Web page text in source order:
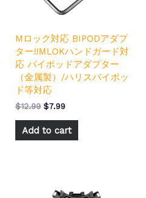
Mロック対応 BIPODアダプ
ター!!MLOKハンドガード対
応 バイポッドアダプター
（金属製）/ハリスバイポッ
ド等対応
$12.99 $7.99
Add to cart